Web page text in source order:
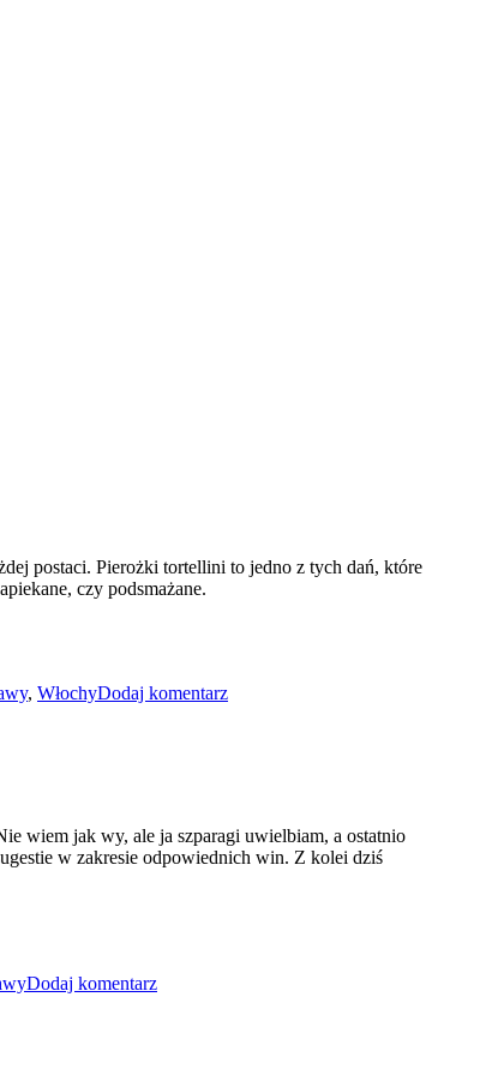
postaci. Pierożki tortellini to jedno z tych dań, które
czy podsmażane.
, WłochyDodaj komentarzz
alfredo
wiem jak wy, ale ja szparagi uwielbiam, a ostatnio
w zakresie odpowiednich win. Z kolei dziś
Dodaj komentarzze